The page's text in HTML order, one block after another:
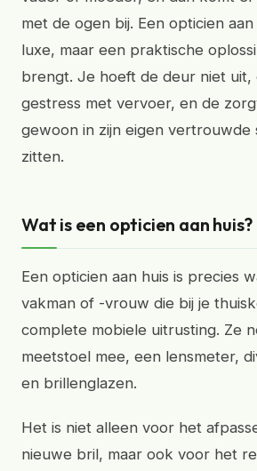
met de ogen bij. Een opticien
luxe, maar een praktische
brengt. Je hoeft de deur niet uit,
gestress met vervoer, en de
gewoon in zijn eigen vertrouwde
zitten.
Wat is een opticien aan huis?
Een opticien aan huis is precies
vakman of -vrouw die bij je
complete mobiele uitrusting. Ze
meetstoel mee, een lensmeter,
en brillenglazen.
Het is niet alleen voor het
nieuwe bril, maar ook voor het